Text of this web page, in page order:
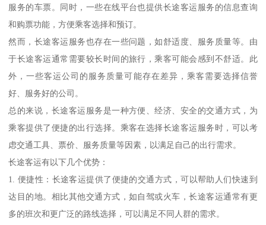
服务的车票。同时，一些在线平台也提供长途客运服务的信息查询
和购票功能，方便乘客选择和预订。
然而，长途客运服务也存在一些问题，如舒适度、服务质量等。由
于长途客运通常需要较长时间的旅行，乘客可能会感到不舒适。此
外，一些客运公司的服务质量可能存在差异，乘客需要选择信誉
好、服务好的公司。
总的来说，长途客运服务是一种方便、经济、安全的交通方式，为
乘客提供了便捷的出行选择。乘客在选择长途客运服务时，可以考
虑交通工具、票价、服务质量等因素，以满足自己的出行需求。
长途客运有以下几个优势：
1. 便捷性：长途客运提供了便捷的交通方式，可以帮助人们快速到
达目的地。相比其他交通方式，如自驾或火车，长途客运通常有更
多的班次和更广泛的路线选择，可以满足不同人群的需求。